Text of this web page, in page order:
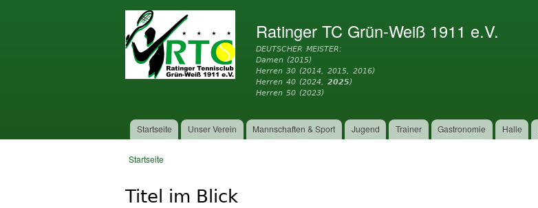
Inhalt
Ratinger TC Grün-Weiß 1911 e.V.
DEUTSCHER MEISTER:
Damen (2015)
Herren 30 (2014, 2015, 2016)
Herren 40 (2024,2025)
Herren 50 (2023)
Hauptmenü
Startseite Unser Verein Mannschaften & Sport Jugend Trainer Gastronomie Halle
Startseite
Titel im Blick